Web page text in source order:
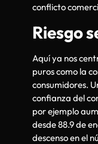
conflicto
Riesgo
Aquí ya nos
puros como la
consumidores.
confianza del
por ejemplo
desde 88.9 de
descenso en el